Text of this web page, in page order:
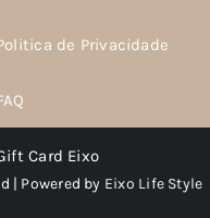
de Privacidade
Card Eixo
| Powered by Eixo Life Style